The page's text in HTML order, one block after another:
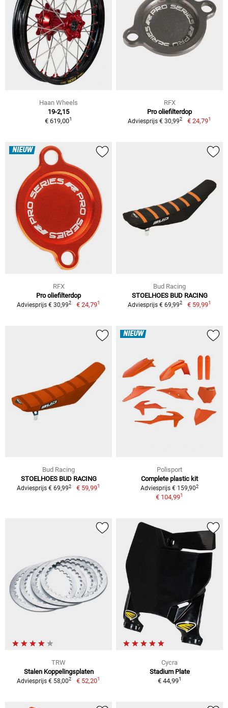
Haan Wheels
19-2,15
€ 619,001
RFX
Pro oliefilterdop
Adviesprijs € 30,992 € 24,791
NIEUW
RFX
Pro oliefilterdop
Adviesprijs € 30,992 € 24,791
Bud Racing
STOELHOES BUD RACING
Adviesprijs € 69,992 € 59,991
Bud Racing
STOELHOES BUD RACING
Adviesprijs € 69,992 € 59,991
NIEUW
Polisport
Complete plastic kit
Adviesprijs € 159,902
€ 104,991
TRW
Stalen Koppelingsplaten
Adviesprijs € 58,002 € 52,201
Cycra
Stadium Plate
€ 44,991